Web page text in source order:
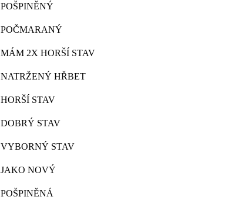
POŠPINĚNÝ
POČMARANÝ
MÁM 2X HORŠÍ STAV
NATRŽENÝ HŘBET
HORŠÍ STAV
DOBRÝ STAV
VYBORNÝ STAV
JAKO NOVÝ
POŠPINĚNÁ